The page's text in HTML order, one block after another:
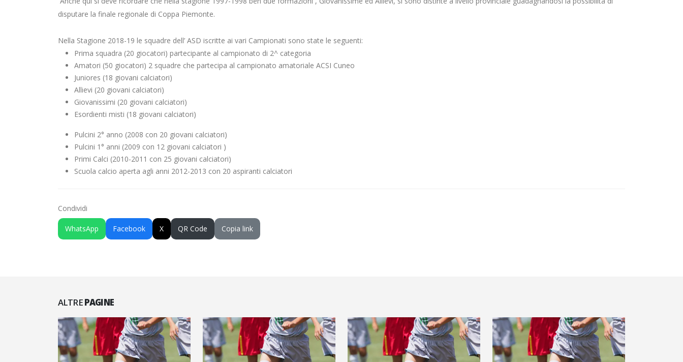
disputare la finale regionale di Coppa Piemonte.
Nella Stagione 2018-19 le squadre dell’ ASD iscritte ai vari Campionati sono state le seguenti:
Prima squadra (20 giocatori) partecipante al campionato di 2^ categoria
Amatori (50 giocatori) 2 squadre che partecipa al campionato amatoriale ACSI Cuneo
Juniores (18 giovani calciatori)
Allievi (20 giovani calciatori)
Giovanissimi (20 giovani calciatori)
Esordienti misti (18 giovani calciatori)
Pulcini 2° anno (2008 con 20 giovani calciatori)
Pulcini 1° anni (2009 con 12 giovani calciatori )
Primi Calci (2010-2011 con 25 giovani calciatori)
Scuola calcio aperta agli anni 2012-2013 con 20 aspiranti calciatori
Condividi
WhatsApp Facebook X QR Code Copia link
ALTREPAGINE